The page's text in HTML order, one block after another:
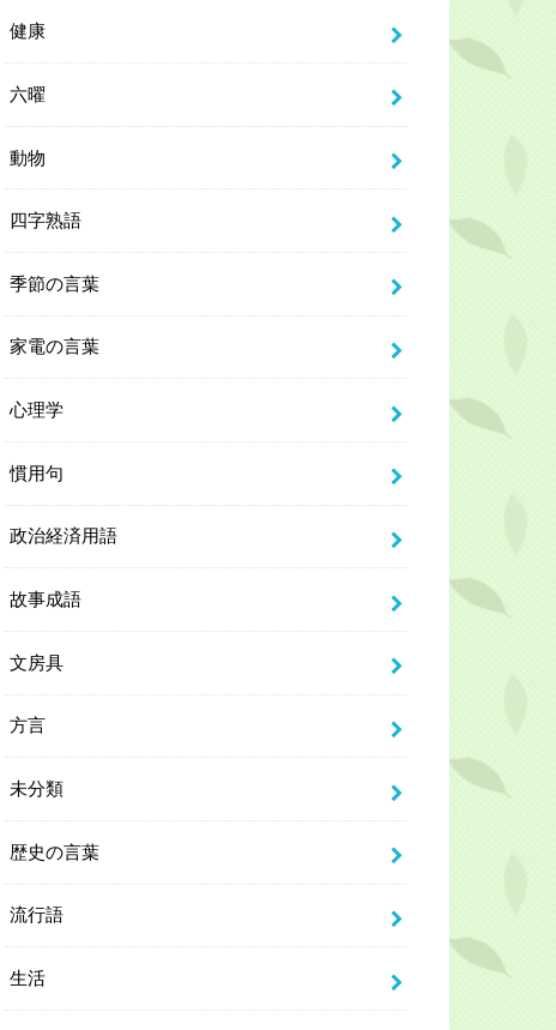
健康
六曜
動物
四字熟語
季節の言葉
家電の言葉
心理学
慣用句
政治経済用語
故事成語
文房具
方言
未分類
歴史の言葉
流行語
生活